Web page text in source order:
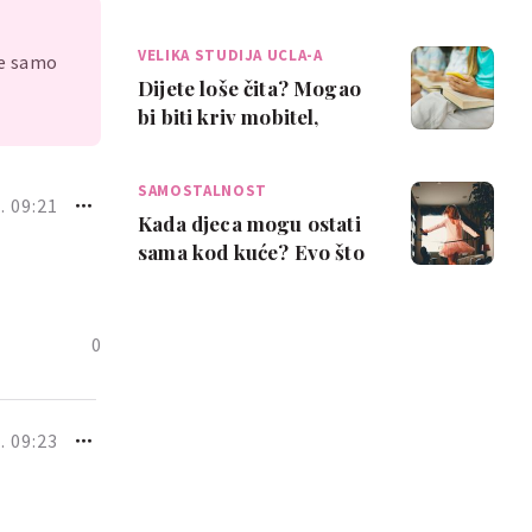
samo
09:21
0
09:23
VELIKA STUDIJA UCLA-A
Dijete loše čita? Mogao
bi biti kriv mobitel,
SAMOSTALNOST
Kada djeca mogu ostati
sama kod kuće? Evo što